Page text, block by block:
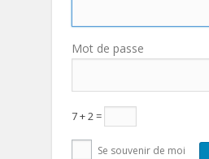
Mot de passe
7 + 2 =
Se souvenir de moi